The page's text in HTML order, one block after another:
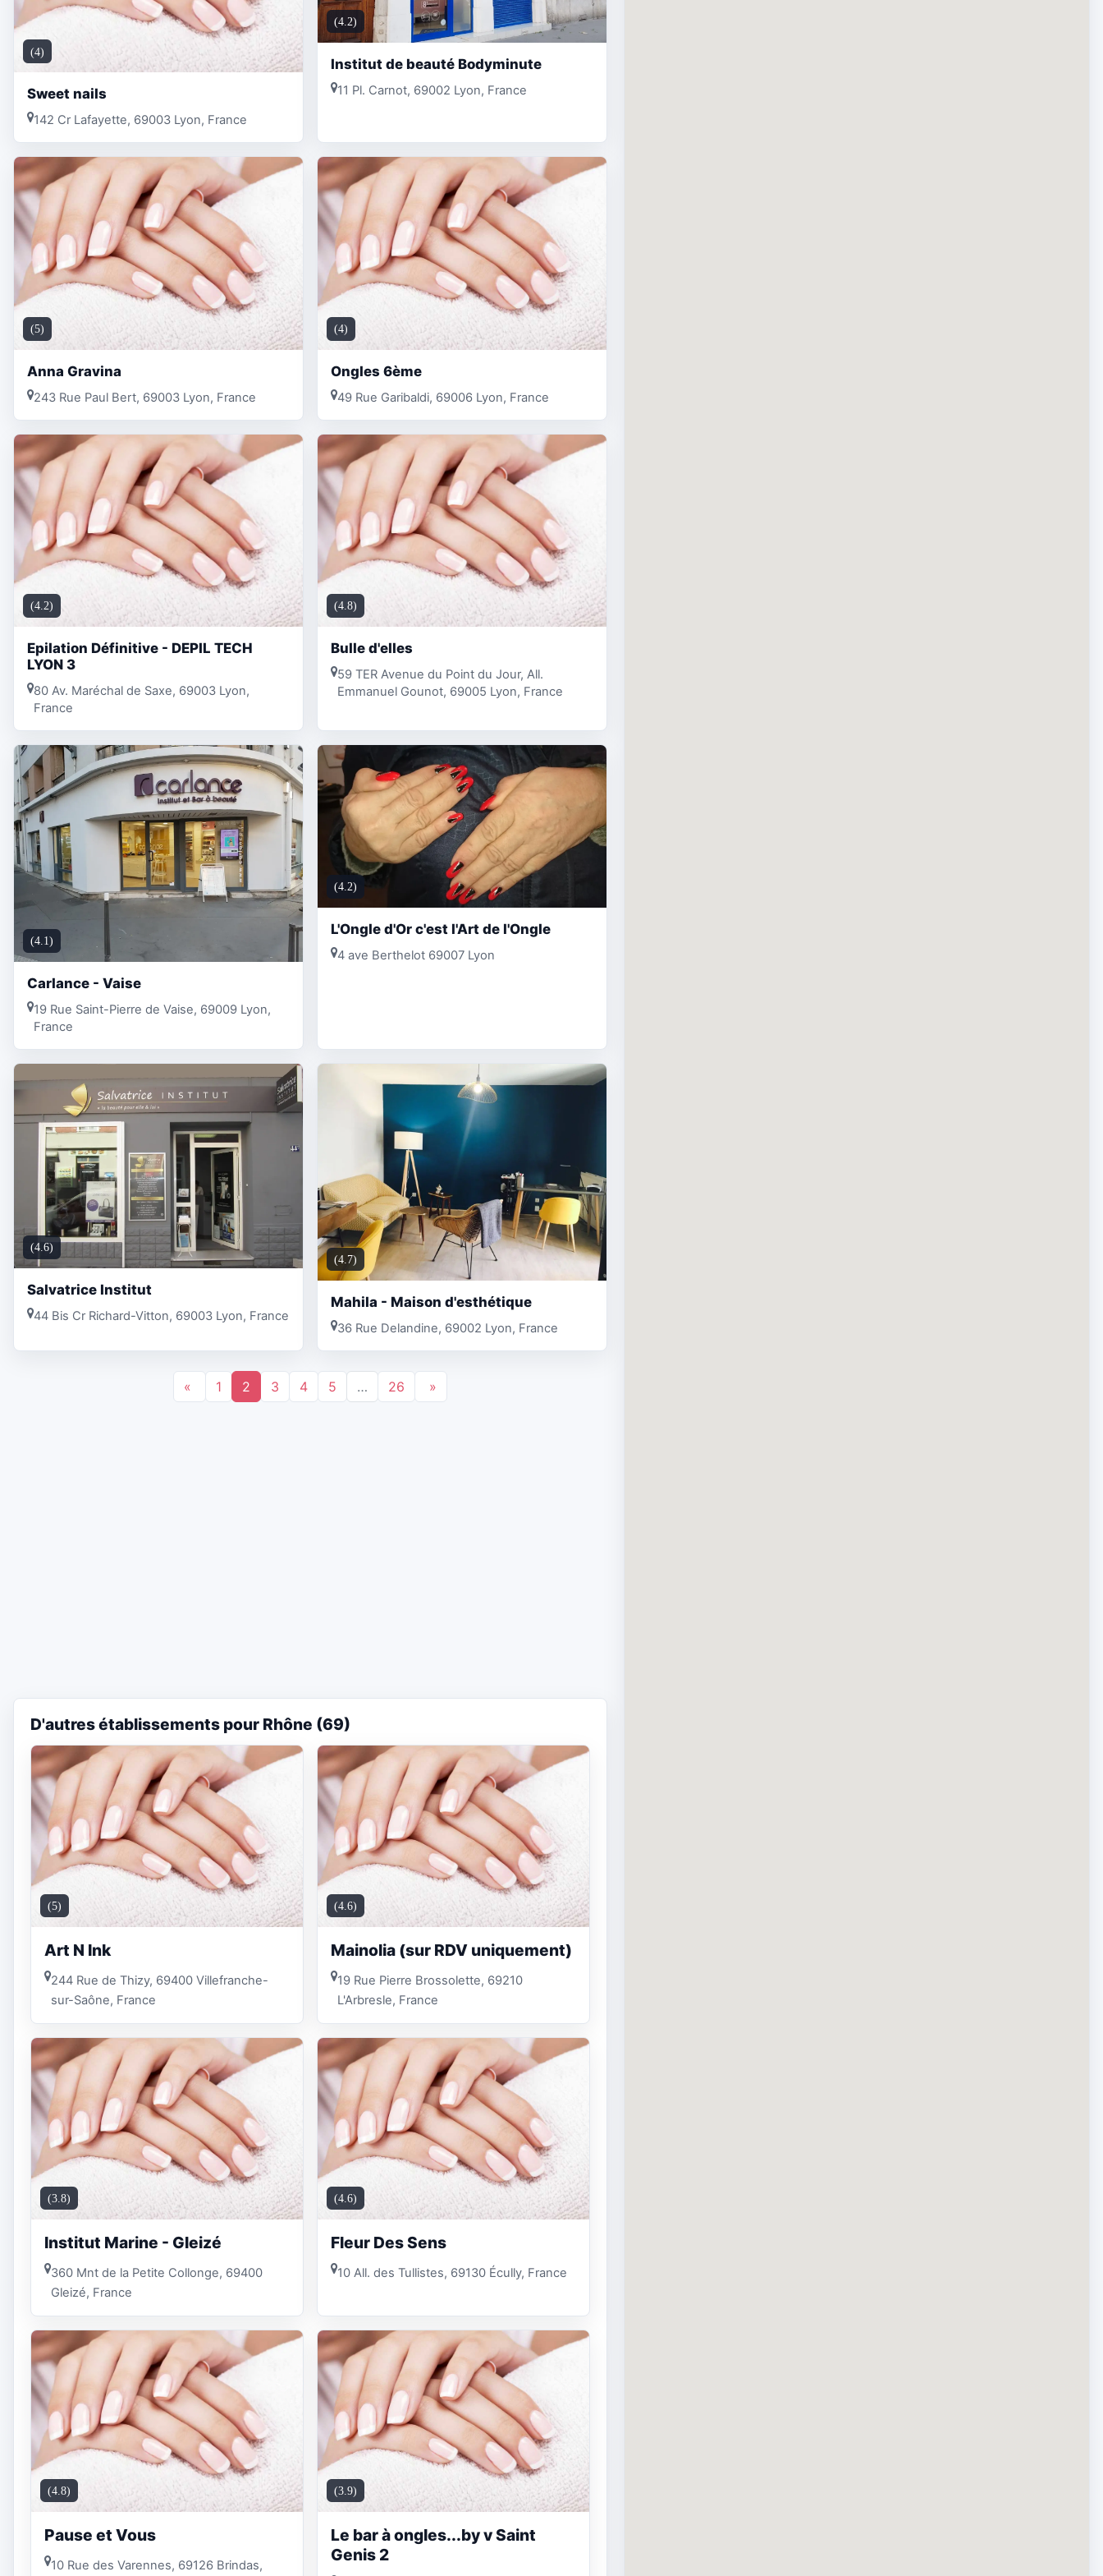
(4)
Sweet nails
142 Cr Lafayette, 69003 Lyon, France
(4.2)
Institut de beauté Bodyminute
11 Pl. Carnot, 69002 Lyon, France
(5)
Anna Gravina
243 Rue Paul Bert, 69003 Lyon, France
(4)
Ongles 6ème
49 Rue Garibaldi, 69006 Lyon, France
(4.2)
Epilation Définitive - DEPIL TECH
LYON 3
80 Av. Maréchal de Saxe, 69003 Lyon,
France
(4.8)
Bulle d'elles
59 TER Avenue du Point du Jour, All.
Emmanuel Gounot, 69005 Lyon, France
(4.1)
Carlance - Vaise
19 Rue Saint-Pierre de Vaise, 69009 Lyon,
France
(4.2)
L'Ongle d'Or c'est l'Art de l'Ongle
4 ave Berthelot 69007 Lyon
(4.6)
Salvatrice Institut
44 Bis Cr Richard-Vitton, 69003 Lyon, France
(4.7)
Mahila - Maison d'esthétique
36 Rue Delandine, 69002 Lyon, France
« 1 2 3 4 5 … 26 »
D'autres établissements pour Rhône (69)
(5)
Art N Ink
244 Rue de Thizy, 69400 Villefranche-
sur-Saône, France
(4.6)
Mainolia (sur RDV uniquement)
19 Rue Pierre Brossolette, 69210
L'Arbresle, France
(3.8)
Institut Marine - Gleizé
360 Mnt de la Petite Collonge, 69400
Gleizé, France
(4.6)
Fleur Des Sens
10 All. des Tullistes, 69130 Écully, France
(4.8)
Pause et Vous
10 Rue des Varennes, 69126 Brindas,
(3.9)
Le bar à ongles...by v Saint
Genis 2